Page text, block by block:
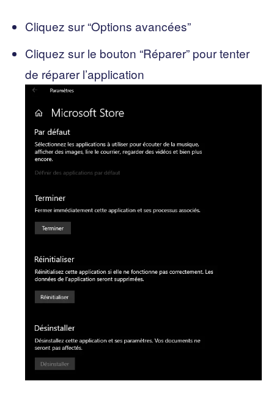
Cliquez sur “Options avancées”
Cliquez sur le bouton “Réparer” pour tenter
de réparer l’application